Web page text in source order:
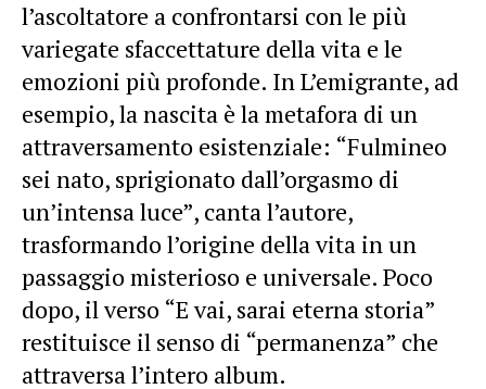
l’ascoltatore a confrontarsi con le più
variegate sfaccettature della vita e le
emozioni più profonde. In L’emigrante, ad
esempio, la nascita è la metafora di un
attraversamento esistenziale: “Fulmineo
sei nato, sprigionato dall’orgasmo di
un’intensa luce”, canta l’autore,
trasformando l’origine della vita in un
passaggio misterioso e universale. Poco
dopo, il verso “E vai, sarai eterna storia”
restituisce il senso di “permanenza” che
attraversa l’intero album.